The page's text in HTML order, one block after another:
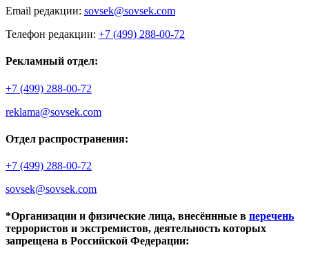
Email редакции: sovsek@sovsek.com
Телефон редакции: +7 (499) 288-00-72
Рекламный отдел:
+7 (499) 288-00-72
reklama@sovsek.com
Отдел распространения:
+7 (499) 288-00-72
sovsek@sovsek.com
*Организации и физические лица, внесённные в перечень
террористов и экстремистов, деятельность которых
запрещена в Российской Федерации: